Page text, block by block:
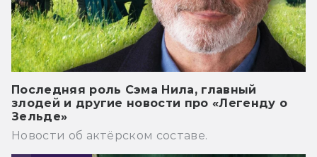
Последняя роль Сэма Нила, главный
злодей и другие новости про «Легенду о
Зельде»
Новости об актёрском составе.